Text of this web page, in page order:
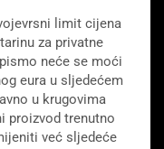
limit cijena
za privatne
neće se moći
eura u sljedećem
u krugovima
proizvod trenutno
već sljedeće